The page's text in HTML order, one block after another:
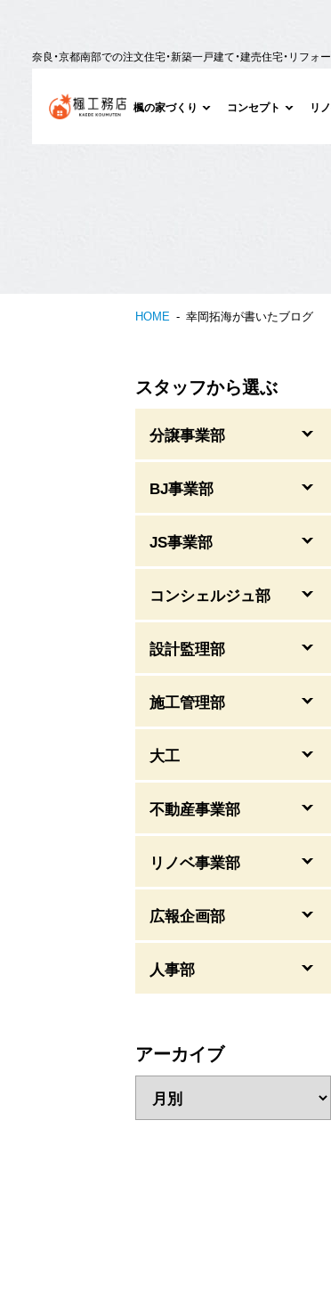
奈良・京都南部での注文住宅・新築一戸建て・建売住宅・リフォ
楓の家づくり コンセプト リ
HOME 幸岡拓海が書いたブログ
スタッフから選ぶ
分譲事業部
BJ事業部
JS事業部
コンシェルジュ部
設計監理部
施工管理部
大工
不動産事業部
リノベ事業部
広報企画部
人事部
アーカイブ